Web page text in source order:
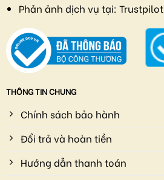
Phản ảnh dịch vụ tại: Trustpilot
THÔNG TIN CHUNG
Chính sách bảo hành
Đổi trả và hoàn tiền
Hướng dẫn thanh toán